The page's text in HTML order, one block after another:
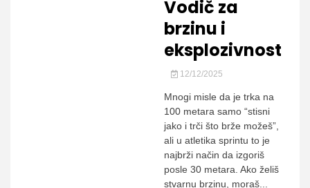
Vodič za
brzinu i
eksplozivnost
12/12/2025
Mnogi misle da je trka na
100 metara samo “stisni
jako i trči što brže možeš”,
ali u atletika sprintu to je
najbrži način da izgoriš
posle 30 metara. Ako želiš
stvarnu brzinu, moraš...